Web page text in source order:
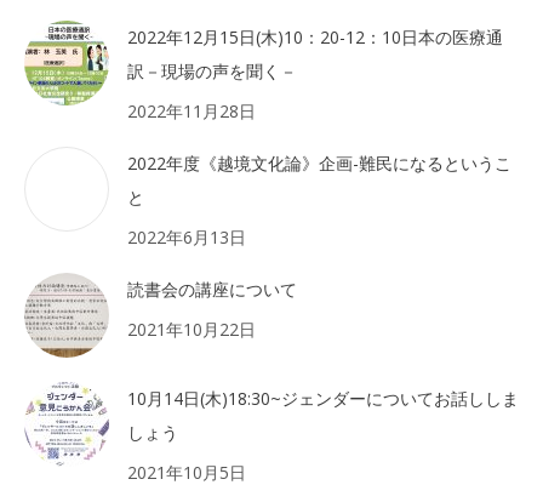
2022年12月15日(木)10：20-12：10日本の医療通
訳－現場の声を聞く－
2022年11月28日
2022年度《越境文化論》企画-難民になるというこ
と
2022年6月13日
読書会の講座について
2021年10月22日
10月14日(木)18:30~ジェンダーについてお話ししま
しょう
2021年10月5日